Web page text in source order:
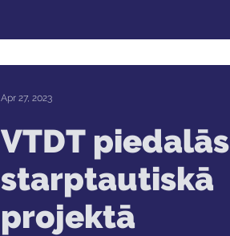
VTDT piedalās
starptautiskā
projektā
Apr 27, 2023